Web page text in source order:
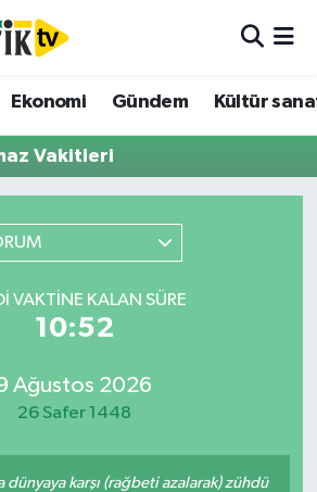
Ekonomi Gündem Kültür
Vakitleri
VAKTINE KALAN SÜRE
10:52
Ağustos 2026
26 Safer 1448
karşı (rağbeti azalarak) zühdü
Durumu ve Fikstür